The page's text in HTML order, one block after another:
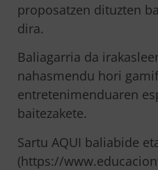
proposatzen dituzten
dira.
Baliagarria da
nahasmendu hori
entretenimenduaren
baitezakete.
Sartu AQUI baliabide
(https://